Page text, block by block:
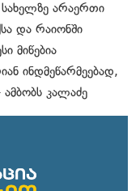
არაერთი
და რაიონში
მიწებია
ინდმეწარმეებად,
ამბობს კალაძე